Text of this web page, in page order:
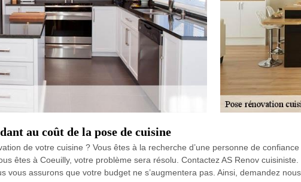
au coût de la pose de cuisine
de votre cuisine ? Vous êtes à la recherche d’une personne de
êtes à Coeuilly, votre problème sera résolu. Contactez AS Renov
vous assurons que votre budget ne s’augmentera pas. Ainsi, demandez